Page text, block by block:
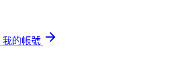
我的帳號